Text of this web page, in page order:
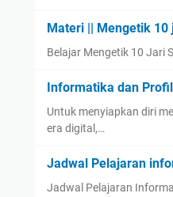
Materi || Mengetik 10
Belajar Mengetik
Informatika dan
Untuk menyiapkan diri
era digital,…
Jadwal Pelajaran
Jadwal Pelajaran